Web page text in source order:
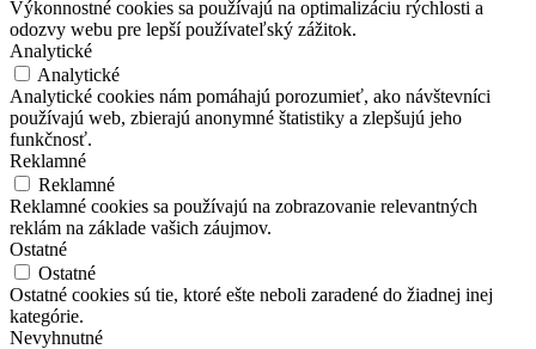
Výkonnostné cookies sa používajú na optimalizáciu rýchlosti a
odozvy webu pre lepší používateľský zážitok.
Analytické
Analytické
Analytické cookies nám pomáhajú porozumieť, ako návštevníci
používajú web, zbierajú anonymné štatistiky a zlepšujú jeho
funkčnosť.
Reklamné
Reklamné
Reklamné cookies sa používajú na zobrazovanie relevantných
reklám na základe vašich záujmov.
Ostatné
Ostatné
Ostatné cookies sú tie, ktoré ešte neboli zaradené do žiadnej inej
kategórie.
Nevyhnutné